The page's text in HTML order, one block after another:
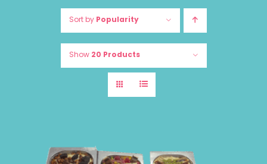
Sort by Popularity
Show 20 Products